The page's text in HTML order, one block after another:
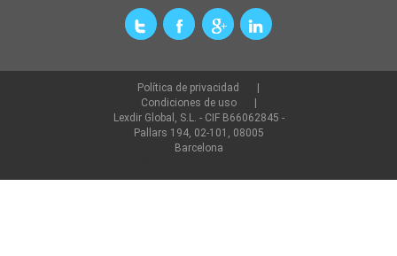
Política de privacidad
Condiciones de uso
Lexdir Global, S.L. - CIF B66062845 -
Pallars 194, 02-101, 08005
Barcelona